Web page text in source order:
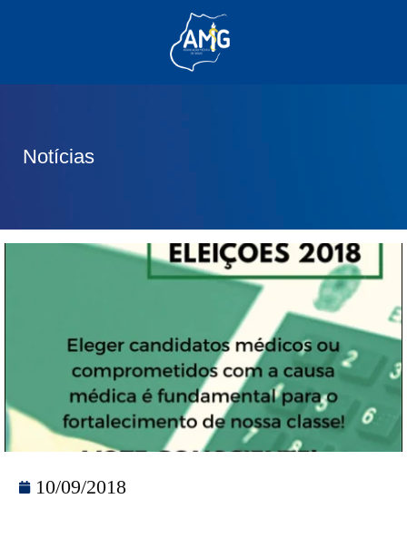
Notícias
10/09/2018